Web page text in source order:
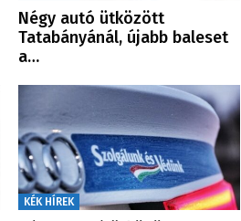
Négy autó ütközött
Tatabányánál, újabb baleset
a…
KÉK HÍREK